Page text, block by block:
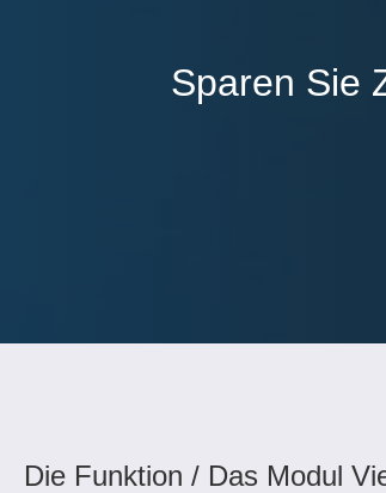
Sparen Sie
Die Funktion / Das Modul